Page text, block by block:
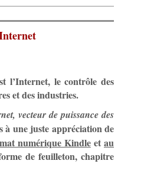
l’Internet, le contrôle des
et des industries.
vecteur de puissance des
à une juste appréciation de
numérique Kindleetau
de feuilleton, chapitre